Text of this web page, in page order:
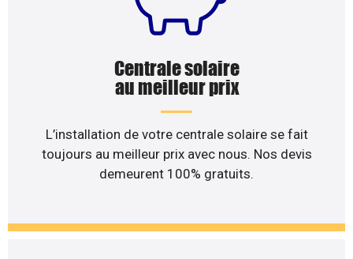
Centrale solaire
au meilleur prix
L’installation de votre centrale solaire se fait
toujours au meilleur prix avec nous. Nos devis
demeurent 100% gratuits.